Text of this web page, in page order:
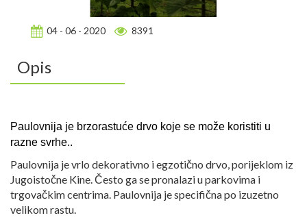
04 - 06 - 2020 8391
Opis
Paulovnija je brzorastuće drvo koje se može koristiti u
razne svrhe..
Paulovnija je vrlo dekorativno i egzotično drvo, porijeklom iz
Jugoistočne Kine. Često ga se pronalazi u parkovima i
trgovačkim centrima. Paulovnija je specifična po izuzetno
velikom rastu.